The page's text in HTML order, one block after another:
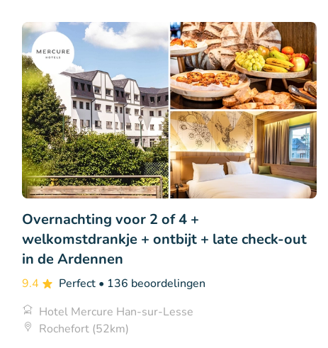
Overnachting voor 2 of 4 +
welkomstdrankje + ontbijt + late check-out
in de Ardennen
9.4 Perfect • 136 beoordelingen
Hotel Mercure Han-sur-Lesse
Rochefort (52km)